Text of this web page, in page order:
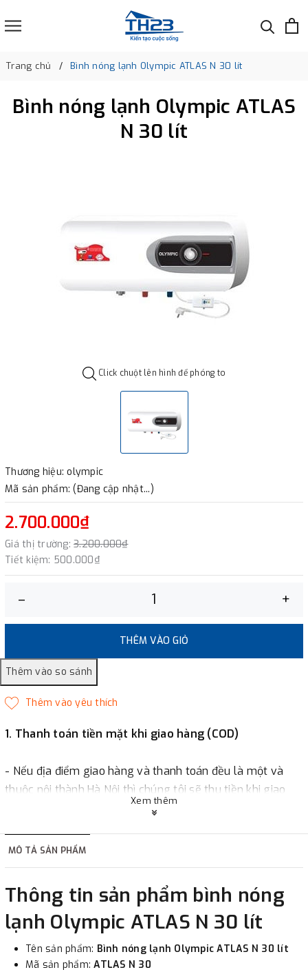
Trang chủ Bình nóng lạnh Olympic ATLAS N 30 lít
Bình nóng lạnh Olympic ATLAS
N 30 lít
Click chuột lên hình để phóng to
Thương hiệu: olympic
Mã sản phẩm: (Đang cập nhật...)
2.700.000₫
Giá thị trường: 3.200.000₫
Tiết kiệm: 500.000₫
– +
THÊM VÀO GIỎ
1. Thanh toán tiền mặt khi giao hàng (COD)
- Nếu địa điểm giao hàng và thanh toán đều là một và
thuộc nội thành Hà Nội thì chúng tôi sẽ thu tiền khi giao
hàng hoặc khách hàng đặt tiền trước một phần giá trị đơn
2. Thanh toán trực tiếp tại :
- Showroom Thanh HươngĐịa chỉ : 23 phố Cát Linh,
phường Cát Linh, quận Đống Đa, Hà Nội.
3. Chuyển khoản qua ngân hàng
Xem thêm
MÔ TẢ SẢN PHẨM
Thông tin sản phẩm bình nóng
lạnh Olympic ATLAS N 30 lít
Tên sản phẩm: Bình nóng lạnh Olympic ATLAS N 30 lít
Mã sản phẩm:ATLAS N 30